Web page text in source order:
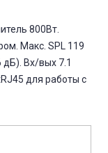
800Вт.
Макс. SPL 119
Вх/вых 7.1
для работы с